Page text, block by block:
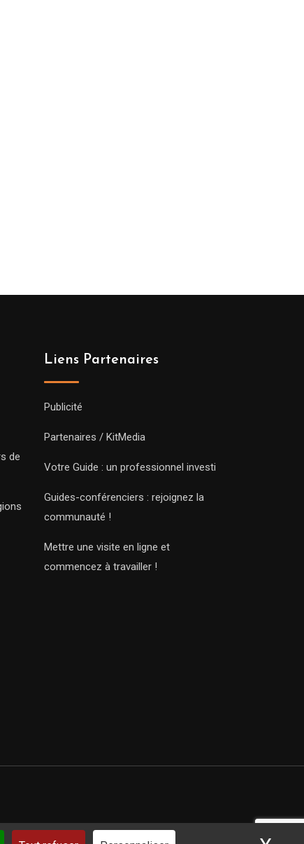
de
Liens Partenaires
Publicité
Partenaires / KitMedia
Votre Guide : un professionnel investi
Guides-conférenciers : rejoignez la
communauté !
Mettre une visite en ligne et
commencez à travailler !